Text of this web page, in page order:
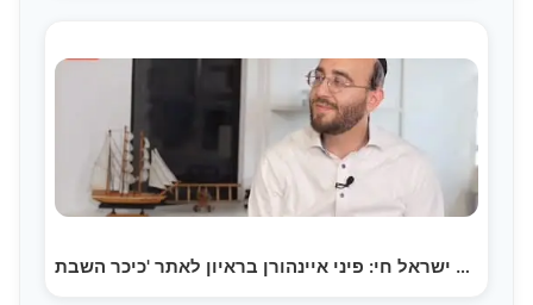
עם ישראל חי: פיני איינהורן בראיון לאתר 'כיכר השבת'…